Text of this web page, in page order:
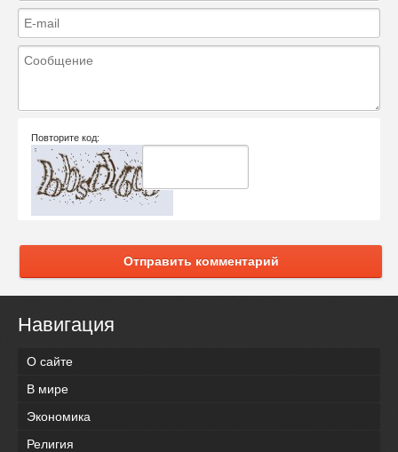
Повторите код:
Отправить комментарий
Навигация
О сайте
В мире
Экономика
Религия